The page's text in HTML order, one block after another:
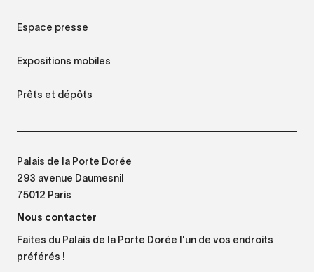
Espace presse
Expositions mobiles
Prêts et dépôts
Palais de la Porte Dorée
293 avenue Daumesnil
75012 Paris
Nous contacter
Faites du Palais de la Porte Dorée l'un de vos endroits
préférés !